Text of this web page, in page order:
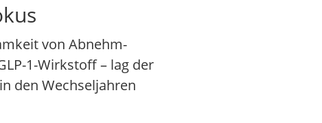
von Abnehm-
1-Wirkstoff – lag der
den Wechseljahren